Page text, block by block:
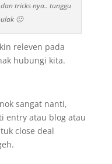
tricks nya.. tunggu
🙂
releven pada
hubungi kita.
sangat nanti,
entry atau blog atau
close deal